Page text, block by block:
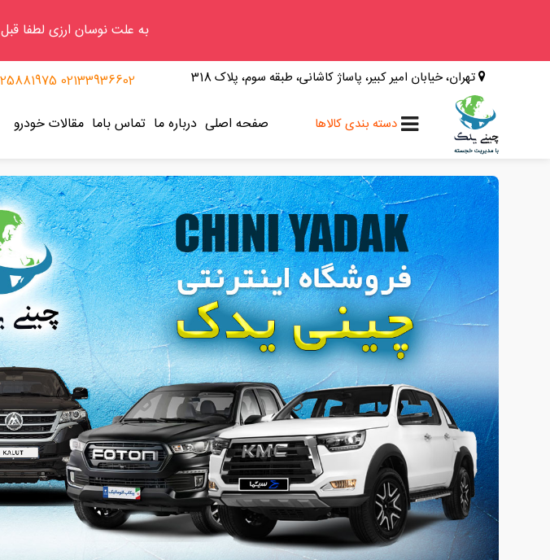
به علت نوسان ارزی لطفا
تهران، خیابان امیر کبیر، پاساژ کاشانی، طبقه سوم، پلاک 318 02133936602
وینگل
کی ام سی
دسته بندی کالاها صفحه اصلی درباره ما تماس باما مقالات خودرو